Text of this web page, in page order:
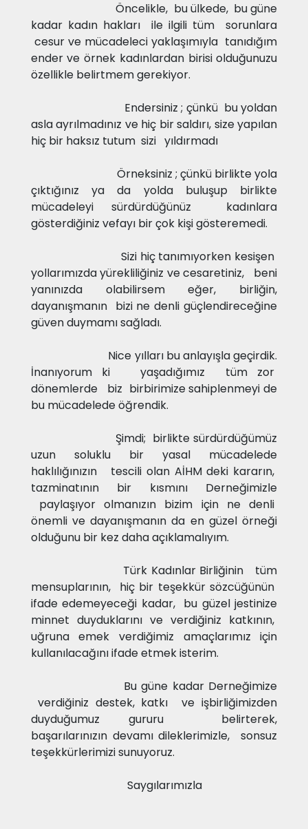
Öncelikle, bu ülkede, bu güne
kadar kadın hakları ile ilgili tüm sorunlara
cesur ve mücadeleci yaklaşımıyla tanıdığım
ender ve örnek kadınlardan birisi olduğunuzu
özellikle belirtmem gerekiyor.
Endersiniz ; çünkü bu yoldan
asla ayrılmadınız ve hiç bir saldırı, size yapılan
hiç bir haksız tutum sizi yıldırmadı
Örneksiniz ; çünkü birlikte yola
çıktığınız ya da yolda buluşup birlikte
mücadeleyi sürdürdüğünüz kadınlara
gösterdiğiniz vefayı bir çok kişi gösteremedi.
Sizi hiç tanımıyorken kesişen
yollarımızda yürekliliğiniz ve cesaretiniz, beni
yanınızda olabilirsem eğer, birliğin,
dayanışmanın bizi ne denli güçlendireceğine
güven duymamı sağladı.
Nice yılları bu anlayışla geçirdik.
İnanıyorum ki yaşadığımız tüm zor
dönemlerde biz birbirimize sahiplenmeyi de
bu mücadelede öğrendik.
Şimdi; birlikte sürdürdüğümüz
uzun soluklu bir yasal mücadelede
haklılığınızın tescili olan AİHM deki kararın,
tazminatının bir kısmını Derneğimizle
paylaşıyor olmanızın bizim için ne denli
önemli ve dayanışmanın da en güzel örneği
olduğunu bir kez daha açıklamalıyım.
Türk Kadınlar Birliğinin tüm
mensuplarının, hiç bir teşekkür sözcüğünün
ifade edemeyeceği kadar, bu güzel jestinize
minnet duyduklarını ve verdiğiniz katkının,
uğruna emek verdiğimiz amaçlarımız için
kullanılacağını ifade etmek isterim.
Bu güne kadar Derneğimize
verdiğiniz destek, katkı ve işbirliğimizden
duyduğumuz gururu belirterek,
başarılarınızın devamı dileklerimizle, sonsuz
teşekkürlerimizi sunuyoruz.
Saygılarımızla